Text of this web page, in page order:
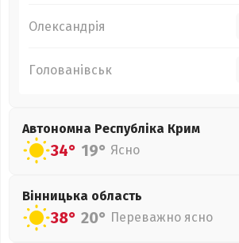
Олександрія
Голованівськ
Автономна Республіка Крим
34° 19° Ясно
Вінницька область
38° 20° Переважно ясно